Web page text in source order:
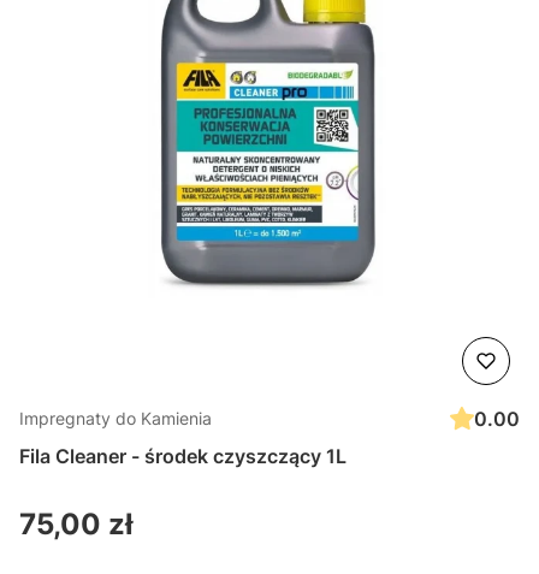
Impregnaty do Kamienia
0.00
Fila Cleaner - środek czyszczący 1L
Cena
75,00 zł